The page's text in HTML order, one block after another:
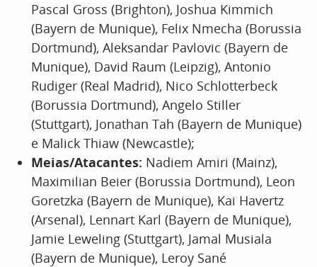
Pascal Gross (Brighton), Joshua Kimmich
(Bayern de Munique), Felix Nmecha (Borussia
Dortmund), Aleksandar Pavlovic (Bayern de
Munique), David Raum (Leipzig), Antonio
Rudiger (Real Madrid), Nico Schlotterbeck
(Borussia Dortmund), Angelo Stiller
(Stuttgart), Jonathan Tah (Bayern de Munique)
e Malick Thiaw (Newcastle);
Meias/Atacantes: Nadiem Amiri (Mainz),
Maximilian Beier (Borussia Dortmund), Leon
Goretzka (Bayern de Munique), Kai Havertz
(Arsenal), Lennart Karl (Bayern de Munique),
Jamie Leweling (Stuttgart), Jamal Musiala
(Bayern de Munique), Leroy Sané